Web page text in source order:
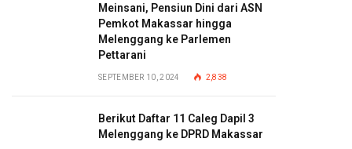
Meinsani, Pensiun Dini dari ASN
Pemkot Makassar hingga
Melenggang ke Parlemen
Pettarani
SEPTEMBER 10, 2024 2,838
Berikut Daftar 11 Caleg Dapil 3
Melenggang ke DPRD Makassar